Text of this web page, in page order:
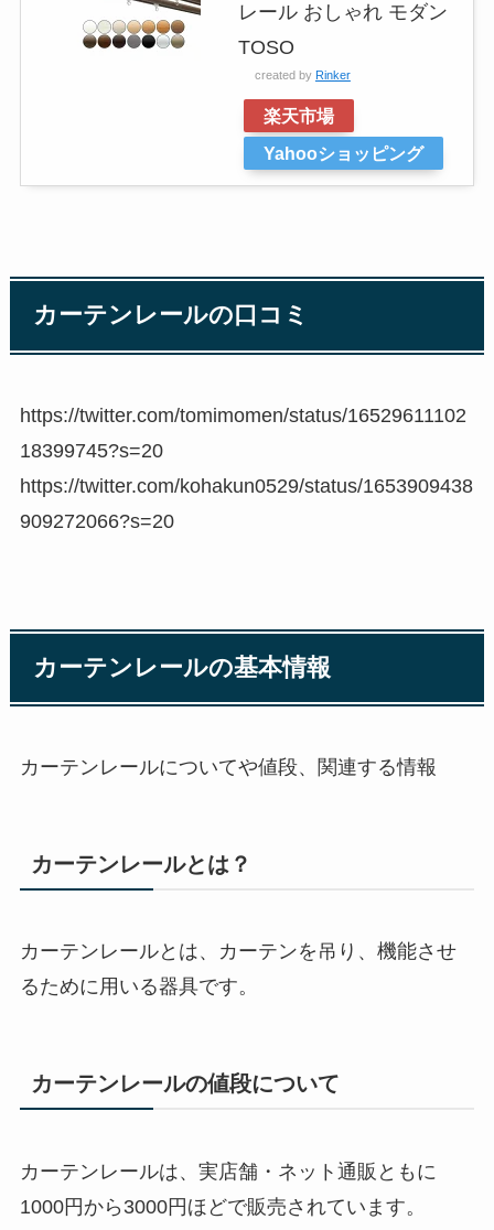
レール おしゃれ モダン
TOSO
created by Rinker
楽天市場
Yahooショッピング
カーテンレールの口コミ
https://twitter.com/tomimomen/status/16529611102
18399745?s=20
https://twitter.com/kohakun0529/status/1653909438
909272066?s=20
カーテンレールの基本情報
カーテンレールについてや値段、関連する情報
カーテンレールとは？
カーテンレールとは、カーテンを吊り、機能させ
るために用いる器具です。
カーテンレールの値段について
カーテンレールは、実店舗・ネット通販ともに
1000円から3000円ほどで販売されています。